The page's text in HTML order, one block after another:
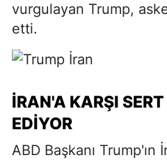
vurgulayan Trump,
etti.
İRAN'A KARŞI
EDIYOR
ABD Başkanı Trump'ın